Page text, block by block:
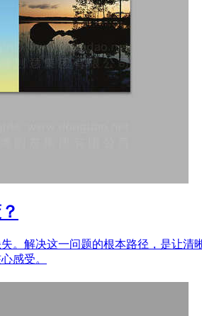
。解决这一问题的根本路径，是让
感受。